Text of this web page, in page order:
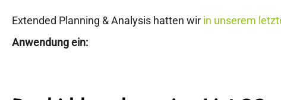
Extended Planning & Analysis hatten wir in unserem
Anwendung ein: